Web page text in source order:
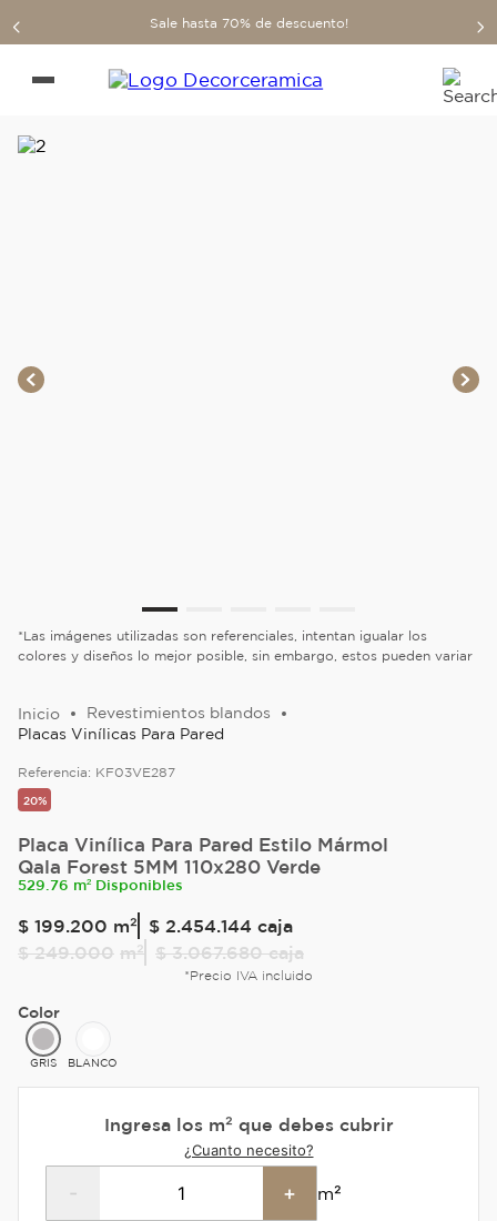
Sale hasta 70% de descuento!
*Las imágenes utilizadas son referenciales, intentan igualar los
colores y diseños lo mejor posible, sin embargo, estos pueden variar
Revestimientos blandos
Placas Vinílicas Para Pared
Referencia: KF03VE287
20%
Placa Vinílica Para Pared Estilo Mármol
Qala Forest 5MM 110x280 Verde
529.76 m² Disponibles
$ 199.200 m² $ 2.454.144 caja
$ 249.000 m² $ 3.067.680caja
*Precio IVA incluido
Color
GRIS BLANCO
Ingresa los m² que debes cubrir
¿Cuanto necesito?
- + m²